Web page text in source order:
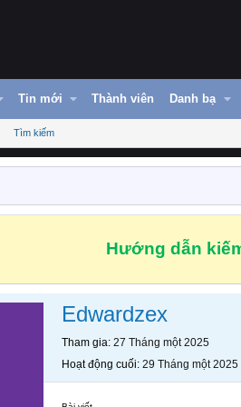
Tin mới Thành viên Danh bạ
Tìm kiếm
Hướng dẫn
Edwardzex
Tham gia 27 Tháng một 2025
Hoạt động cuối 29 Tháng một 2025